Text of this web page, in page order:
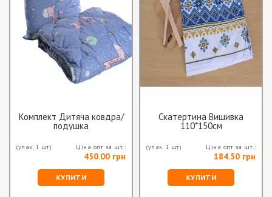
Комплект Дитяча ковдра/
подушка
(упак. 1 шт) Ціна опт за шт.:
450.00 грн
КУПИТИ
Скатертина Вишивка
110*150см
(упак. 1 шт) Ціна опт за шт.:
184.50 грн
КУПИТИ